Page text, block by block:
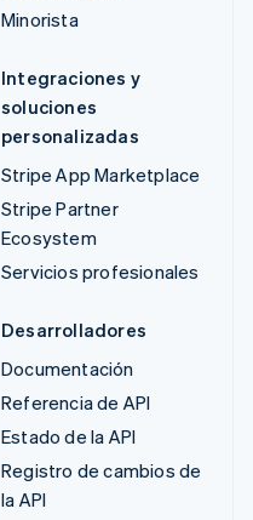
Minorista
Integraciones y
soluciones
personalizadas
Stripe App Marketplace
Stripe Partner
Ecosystem
Servicios profesionales
Desarrolladores
Documentación
Referencia de API
Estado de la API
Registro de cambios de
la API